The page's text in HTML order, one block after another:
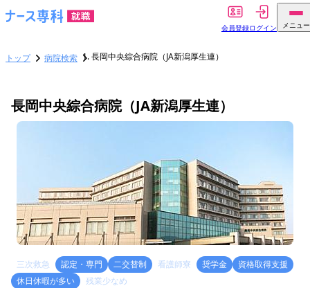
会員登録ログイン メニュー
トップ 病院検索 長岡中央綜合病院（JA新潟厚生連）
長岡中央綜合病院（JA新潟厚生連）
三次救急 認定・専門 二交替制 看護師寮 奨学金
資格取得支援
休日休暇が多い
残業少なめ